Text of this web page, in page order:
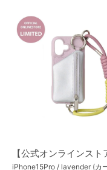
iPhone15Pro / lavender (カ